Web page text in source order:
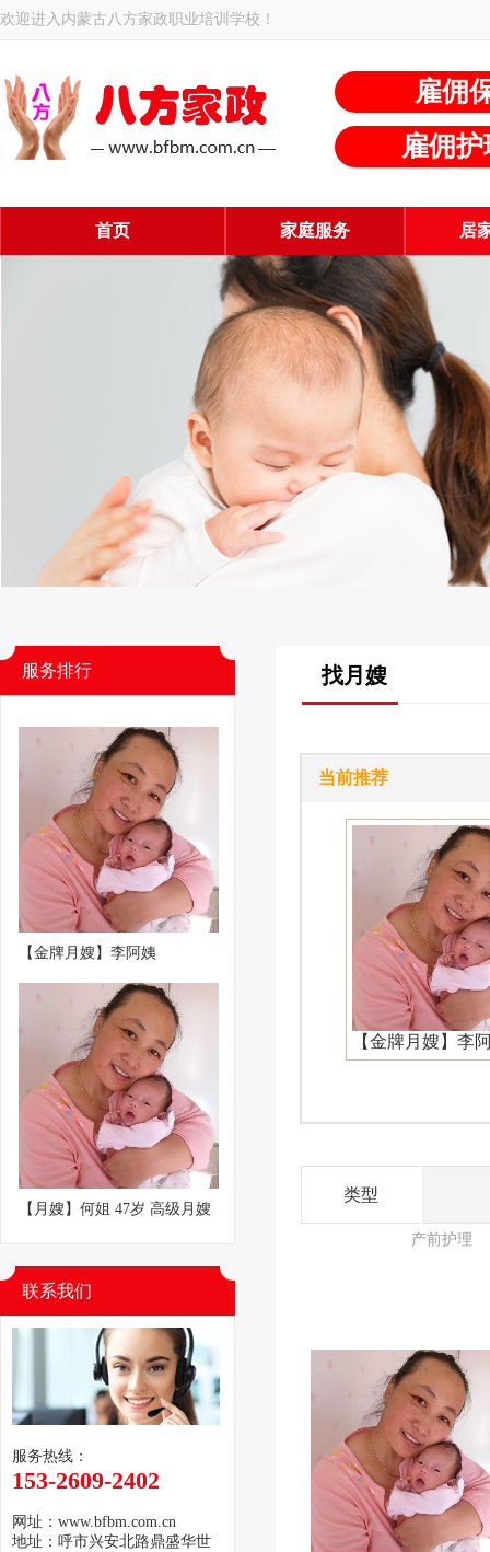
欢迎进入内蒙古八方家政职业培训学校！
雇佣
雇佣
首页 家庭服务 居
服务排行
【金牌月嫂】李阿姨
【月嫂】何姐 47岁 高级月嫂
联系我们
服务热线：
153-2609-2402
网址：www.bfbm.com.cn
地址：呼市兴安北路鼎盛华世
找月嫂
当前推荐
【金牌月嫂】李
类型
产前护理